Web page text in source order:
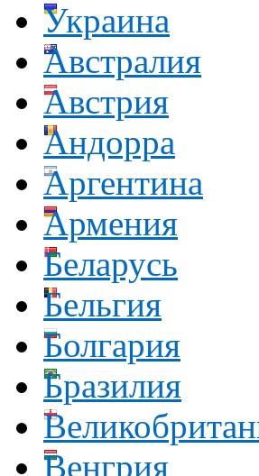
Украина
Австралия
Австрия
Андорра
Аргентина
Армения
Беларусь
Бельгия
Болгария
Бразилия
Венгрия